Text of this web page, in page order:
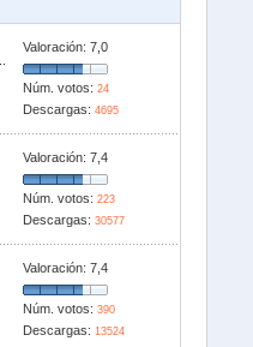
Valoración: 7,0
Núm. votos: 24
Descargas: 4695
Valoración: 7,4
Núm. votos: 223
Descargas: 30577
Valoración: 7,4
Núm. votos: 390
Descargas: 13524